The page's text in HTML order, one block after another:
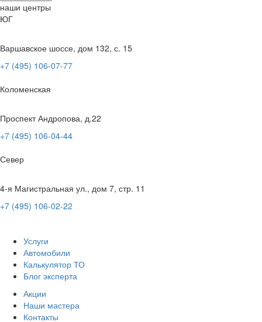
наши центры
ЮГ
Варшавское шоссе, дом 132, с. 15
+7 (495) 106-07-77
Коломенская
Проспект Андропова, д.22
+7 (495) 106-04-44
Север
4-я Магистральная ул., дом 7, стр. 11
+7 (495) 106-02-22
Услуги
Автомобили
Калькулятор ТО
Блог эксперта
Акции
Наши мастера
Контакты